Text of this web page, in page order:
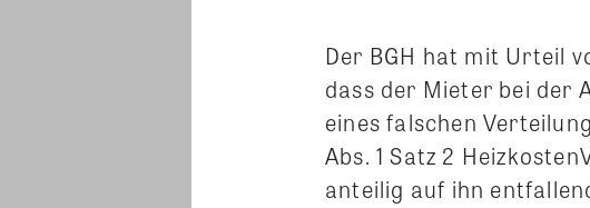
Der BGH hat mit Urteil
dass der Mieter bei der
eines falschen
Abs. 1 Satz 2
anteilig auf ihn